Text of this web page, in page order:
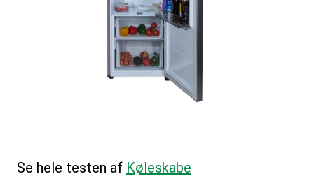
Se hele testen af Køleskabe